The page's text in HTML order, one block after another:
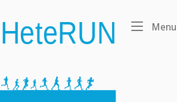
Menu